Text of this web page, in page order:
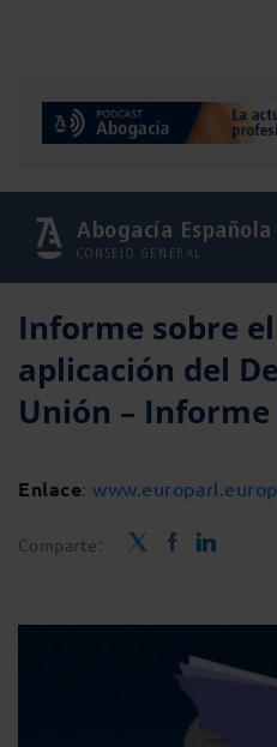
Abogacía Española
CONSEJO GENERAL
Informe sobre
aplicación del
Unión –
Enlace:
Comparte: